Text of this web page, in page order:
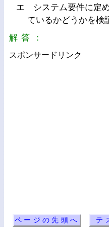
エ システム要件に定
ているかどうかを検
解答：
スポンサードリンク
ページの先頭へ テ